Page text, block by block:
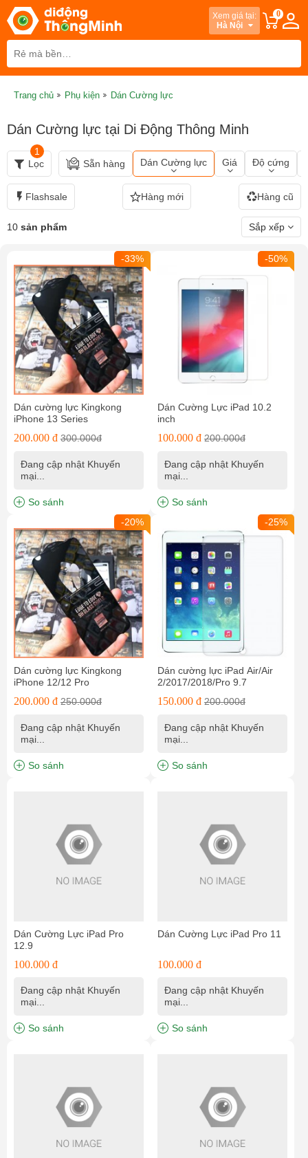
Xem giá tại:
Hà Nội
0
Trang chủ Phụ kiện Dán Cường lực
Dán Cường lực tại Di Động Thông Minh
Lọc
1
Sẵn hàng
Dán Cường lực Giá Độ cứng
Flashsale Hàng mới Hàng cũ
10 sản phẩm Sắp xếp
-33%
Dán cường lực Kingkong
iPhone 13 Series
200.000 đ 300.000đ
Đang cập nhật Khuyến
mại...
So sánh
-50%
Dán Cường Lực iPad 10.2
inch
100.000 đ 200.000đ
Đang cập nhật Khuyến
mại...
So sánh
-20%
Dán cường lực Kingkong
iPhone 12/12 Pro
200.000 đ 250.000đ
Đang cập nhật Khuyến
mại...
So sánh
-25%
Dán cường lực iPad Air/Air
2/2017/2018/Pro 9.7
150.000 đ 200.000đ
Đang cập nhật Khuyến
mại...
So sánh
Dán Cường Lực iPad Pro
12.9
100.000 đ
Đang cập nhật Khuyến
mại...
So sánh
Dán Cường Lực iPad Pro 11
100.000 đ
Đang cập nhật Khuyến
mại...
So sánh